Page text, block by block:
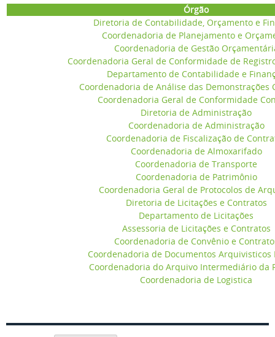
Órgão
Diretoria de Contabilidade, Orçamento e
Coordenadoria de Planejamento e
Coordenadoria de Gestão
Coordenadoria Geral de Conformidade de
Departamento de Contabilidade e
Coordenadoria de Análise das Demonstrações
Coordenadoria Geral de Conformidade
Diretoria de Administração
Coordenadoria de Administração
Coordenadoria de Fiscalização de
Coordenadoria de Almoxarifado
Coordenadoria de Transporte
Coordenadoria de Patrimônio
Coordenadoria Geral de Protocolos de
Diretoria de Licitações e Contratos
Departamento de Licitações
Assessoria de Licitações e Contratos
Coordenadoria de Convênio e
Coordenadoria de Documentos Arquivisticos
Coordenadoria do Arquivo Intermediário da
Coordenadoria de Logistica